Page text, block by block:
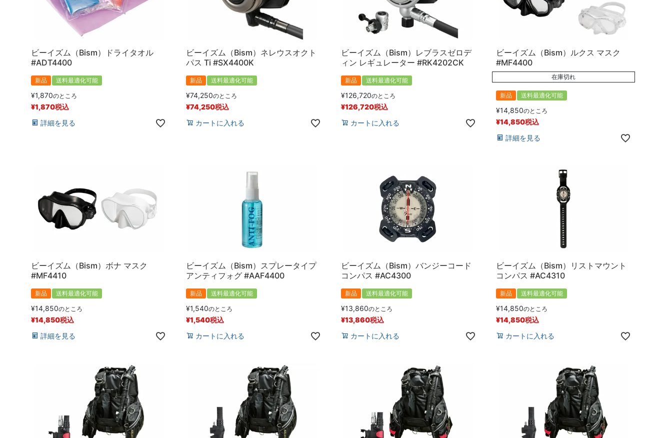
ビーイズム（Bism）ドライタオル
#ADT4400
新品 送料最適化可能
¥1,870のところ
¥1,870税込
詳細を見る
ビーイズム（Bism）ネレウスオクト
パス Ti #SX4400K
新品 送料最適化可能
¥74,250のところ
¥74,250税込
カートに入れる
ビーイズム（Bism）レブラスゼロデ
ィン レギュレーター #RK4202CK
新品 送料最適化可能
¥126,720のところ
¥126,720税込
カートに入れる
ビーイズム（Bism）ルクス マスク
#MF4400
在庫切れ
新品 送料最適化可能
¥14,850のところ
¥14,850税込
詳細を見る
ビーイズム（Bism）ボナ マスク
#MF4410
新品 送料最適化可能
¥14,850のところ
¥14,850税込
詳細を見る
ビーイズム（Bism）スプレータイプ
アンティフォグ #AAF4400
新品 送料最適化可能
¥1,540のところ
¥1,540税込
カートに入れる
ビーイズム（Bism）バンジーコード
コンパス #AC4300
新品 送料最適化可能
¥13,860のところ
¥13,860税込
カートに入れる
ビーイズム（Bism）リストマウント
コンパス #AC4310
新品 送料最適化可能
¥14,850のところ
¥14,850税込
カートに入れる